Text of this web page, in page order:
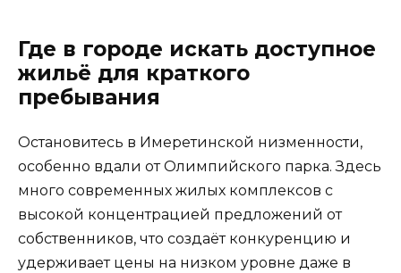
Где в городе искать доступное
жильё для краткого
пребывания
Остановитесь в Имеретинской низменности,
особенно вдали от Олимпийского парка. Здесь
много современных жилых комплексов с
высокой концентрацией предложений от
собственников, что создаёт конкуренцию и
удерживает цены на низком уровне даже в